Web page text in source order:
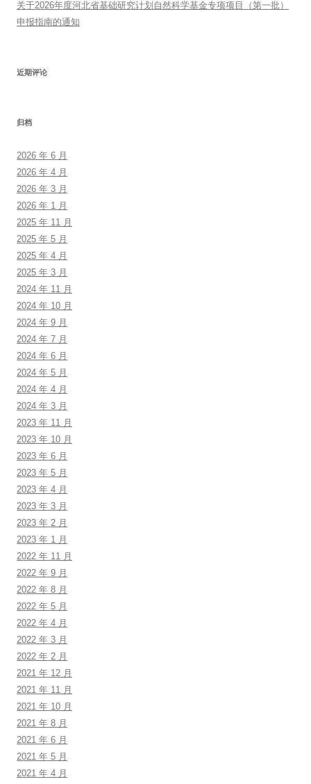
关于2026年度河北省基础研究计划自然科学基金专项项目（第一批）
申报指南的通知
近期评论
归档
2026 年 6 月
2026 年 4 月
2026 年 3 月
2026 年 1 月
2025 年 11 月
2025 年 5 月
2025 年 4 月
2025 年 3 月
2024 年 11 月
2024 年 10 月
2024 年 9 月
2024 年 7 月
2024 年 6 月
2024 年 5 月
2024 年 4 月
2024 年 3 月
2023 年 11 月
2023 年 10 月
2023 年 6 月
2023 年 5 月
2023 年 4 月
2023 年 3 月
2023 年 2 月
2023 年 1 月
2022 年 11 月
2022 年 9 月
2022 年 8 月
2022 年 5 月
2022 年 4 月
2022 年 3 月
2022 年 2 月
2021 年 12 月
2021 年 11 月
2021 年 10 月
2021 年 8 月
2021 年 6 月
2021 年 5 月
2021 年 4 月